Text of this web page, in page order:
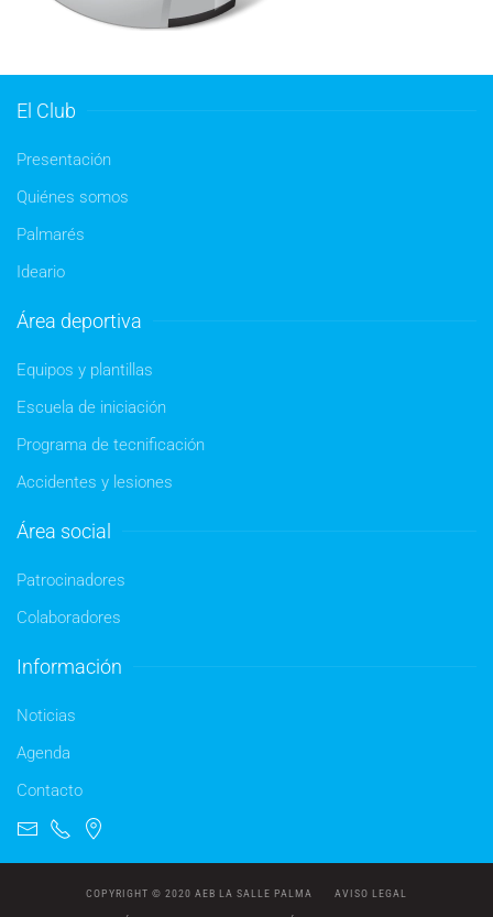
El Club
Presentación
Quiénes somos
Palmarés
Ideario
Área deportiva
Equipos y plantillas
Escuela de iniciación
Programa de tecnificación
Accidentes y lesiones
Área social
Patrocinadores
Colaboradores
Información
Noticias
Agenda
Contacto
COPYRIGHT © 2020 AEB LA SALLE PALMA AVISO LEGAL